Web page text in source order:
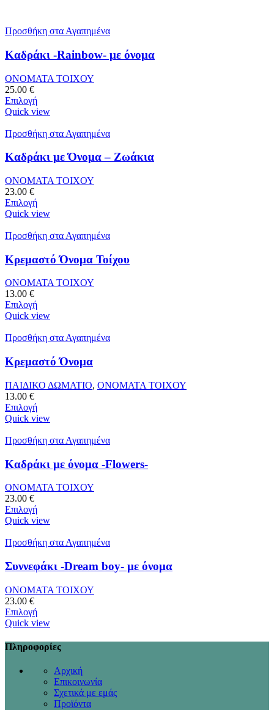
Προσθήκη στα Αγαπημένα
Καδράκι -Rainbow- με όνομα
ΟΝΟΜΑΤΑ ΤΟΙΧΟΥ
25.00 €
Επιλογή
Quick view
Προσθήκη στα Αγαπημένα
Καδράκι με Όνομα – Ζωάκια
ΟΝΟΜΑΤΑ ΤΟΙΧΟΥ
23.00 €
Επιλογή
Quick view
Προσθήκη στα Αγαπημένα
Κρεμαστό Όνομα Τοίχου
ΟΝΟΜΑΤΑ ΤΟΙΧΟΥ
13.00 €
Επιλογή
Quick view
Προσθήκη στα Αγαπημένα
Κρεμαστό Όνομα
ΠΑΙΔΙΚΟ ΔΩΜΑΤΙΟ, ΟΝΟΜΑΤΑ ΤΟΙΧΟΥ
13.00 €
Επιλογή
Quick view
Προσθήκη στα Αγαπημένα
Καδράκι με όνομα -Flowers-
ΟΝΟΜΑΤΑ ΤΟΙΧΟΥ
23.00 €
Επιλογή
Quick view
Προσθήκη στα Αγαπημένα
Συννεφάκι -Dream boy- με όνομα
ΟΝΟΜΑΤΑ ΤΟΙΧΟΥ
23.00 €
Επιλογή
Quick view
Πληροφορίες
Αρχική
Επικοινωνία
Σχετικά με εμάς
Προϊόντα